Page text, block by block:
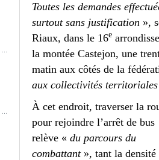
Toutes les demandes
surtout sans justification »,
Riaux, dans le 16e
la montée Castejon, une
matin aux côtés de la
aux collectivités
À cet endroit, traverser la
pour rejoindre l’arrêt de bus
relève « du parcours du
combattant», tant la densité